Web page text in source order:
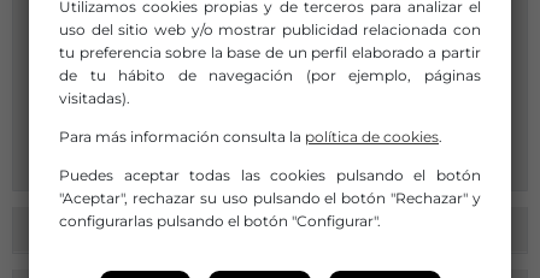
Horario de Oficina:
8,30-15.30
916645064
mbaroc@mostoles.es
https://escenamostoles.com/
VENTA DE ENTRADAS
Utilizamos cookies propias y de terceros para analizar el
uso del sitio web y/o mostrar publicidad relacionada con
tu preferencia sobre la base de un perfil elaborado a partir
de tu hábito de navegación (por ejemplo, páginas
visitadas).
Para más información consulta la política de cookies.
Puedes aceptar todas las cookies pulsando el botón
"Aceptar", rechazar su uso pulsando el botón "Rechazar" y
configurarlas pulsando el botón "Configurar".